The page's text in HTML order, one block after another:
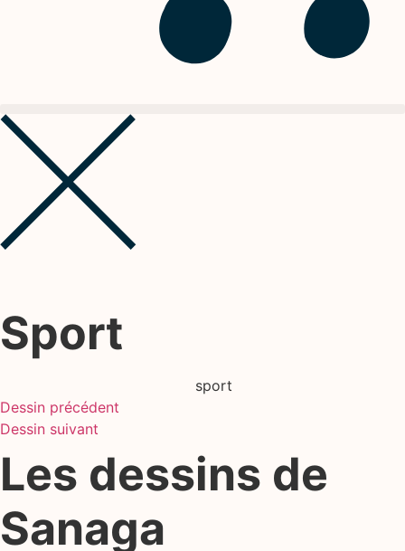
Sport
sport
Dessin précédent
Dessin suivant
Les dessins de
Sanaga